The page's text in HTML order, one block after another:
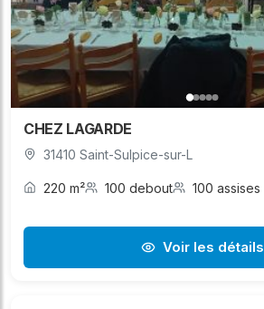
CHEZ LAGARDE
31410 Saint-Sulpice-sur-L
220 m² 100 debout 100 assises
Voir les détails